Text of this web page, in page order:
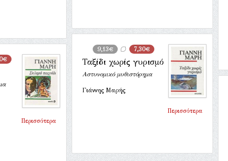
9,13€
7,30€
Ταξίδι χωρίς γυρισμό
Αστυνομικό μυθιστόρημα
Γιάννης Μαρής
Περισσότερα
Περισσότερα